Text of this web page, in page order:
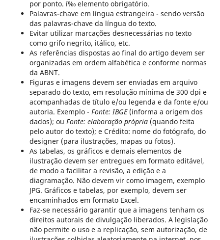
por ponto. í‰ elemento obrigatório.
Palavras-chave em língua estrangeira - sendo versão
das palavras-chave da língua do texto.
Evitar utilizar marcações desnecessárias no texto
como grifo negrito, itálico, etc.
As referências dispostas ao final do artigo devem ser
organizadas em ordem alfabética e conforme normas
da ABNT.
Figuras e imagens devem ser enviadas em arquivo
separado do texto, em resolução mínima de 300 dpi e
acompanhadas de título e/ou legenda e da fonte e/ou
autoria. Exemplo - Fonte: IBGE(informa a origem dos
dados); ou Fonte: elaboração própria(quando feita
pelo autor do texto); e Crédito: nome do fotógrafo, do
designer (para ilustrações, mapas ou fotos).
As tabelas, os gráficos e demais elementos de
ilustração devem ser entregues em formato editável,
de modo a facilitar a revisão, a edição e a
diagramação. Não devem vir como imagem, exemplo
JPG. Gráficos e tabelas, por exemplo, devem ser
encaminhados em formato Excel.
Faz-se necessário garantir que a imagens tenham os
direitos autorais de divulgação liberados. A legislação
não permite o uso e a replicação, sem autorização, de